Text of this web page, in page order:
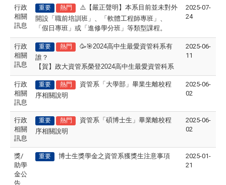
行政
相關
訊息
重要 熱門 ⚠【嚴正聲明】本系目前並未對外
開設「職前培訓班」、「軟體工程師專班」、
「假日專班」或「進修學分班」等類型課程。
2025-07-
24
行政
相關
訊息
重要 熱門 🥳🎯2024高中生最愛資管科系有
誰？
【賀】政大資管系榮登2024高中生最愛資管科系
2025-06-
11
行政
相關
訊息
重要 熱門
資管系「大學部」畢業生離校程
序相關說明
2025-06-
02
行政
相關
訊息
重要 熱門
資管系「碩博士生」畢業離校程
序相關說明
2025-06-
02
獎/
助學
金公
告
重要 博士生獎學金之資管系獲獎生注意事項
2025-01-
21